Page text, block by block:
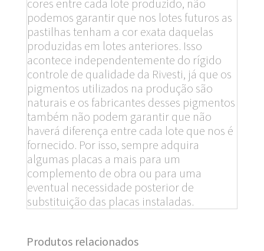
cores entre cada lote produzido, não
podemos garantir que nos lotes futuros as
pastilhas tenham a cor exata daquelas
produzidas em lotes anteriores. Isso
acontece independentemente do rígido
controle de qualidade da Rivesti, já que os
pigmentos utilizados na produção são
naturais e os fabricantes desses pigmentos
também não podem garantir que não
haverá diferença entre cada lote que nos é
fornecido. Por isso, sempre adquira
algumas placas a mais para um
complemento de obra ou para uma
eventual necessidade posterior de
substituição das placas instaladas.
Produtos relacionados